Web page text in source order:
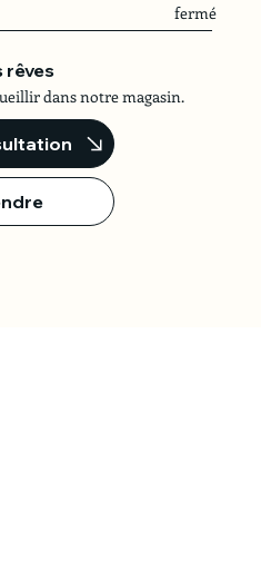
fermé
rêves
dans notre magasin.